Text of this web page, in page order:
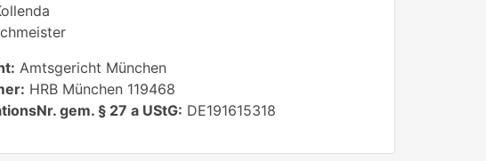
Amtsgericht München
HRB München 119468
gem. § 27 a UStG: DE191615318